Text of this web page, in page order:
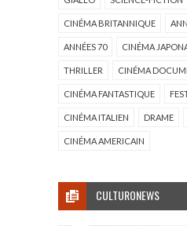
CINÉMA BRITANNIQUE
ANNÉES 70 CINÉMA
THRILLER CINÉMA
CINÉMA FANTASTIQUE
CINÉMA ITALIEN DRAME
CINÉMA AMERICAIN
CULTURONEWS